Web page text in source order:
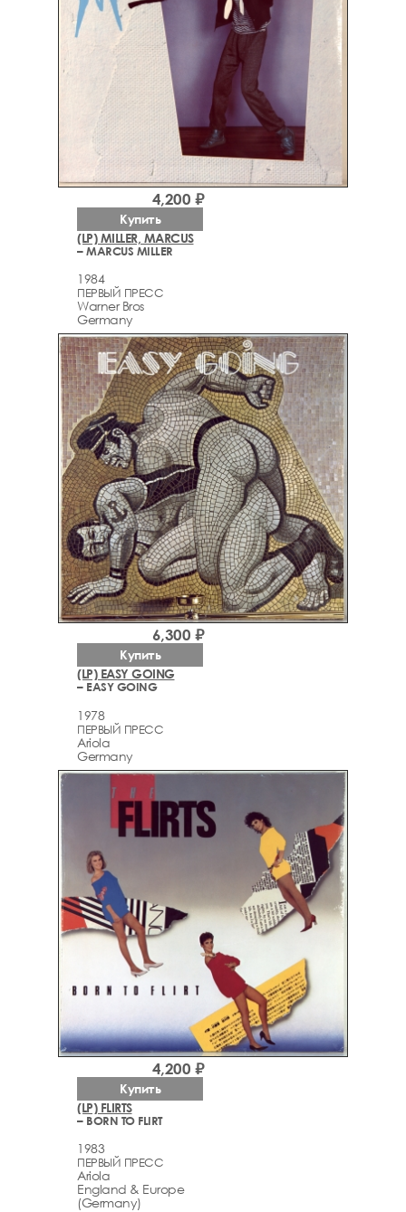
(LP) MILLER, MARCUS
– MARCUS MILLER
1984
ПЕРВЫЙ ПРЕСС
Warner Bros
Germany
4,200 ₽
Купить
(LP) EASY GOING
– EASY GOING
1978
ПЕРВЫЙ ПРЕСС
Ariola
Germany
6,300 ₽
Купить
(LP) FLIRTS
– BORN TO FLIRT
1983
ПЕРВЫЙ ПРЕСС
Ariola
England & Europe
(Germany)
4,200 ₽
Купить